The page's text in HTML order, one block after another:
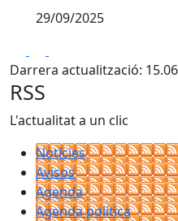
29/09/2025
Darrera actualització:
RSS
L'actualitat a un clic
Notícies
Avisos
Agenda
Agenda política